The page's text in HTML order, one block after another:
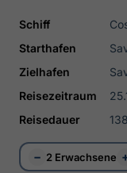
Schiff
Starthafen
Zielhafen
Reisezeitraum
Reisedauer
− 2 Erwachsene